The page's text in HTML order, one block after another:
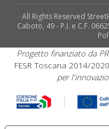
All Rights Reserved
Caboto, 49 - P.I. e C.F.
Progetto finanziato da
FESR Toscana 2014/2020
per